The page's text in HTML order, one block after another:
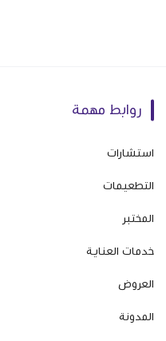
روابط مهمة
استشارات
التطعيمات
المختبر
خدمات العناية
العروض
المدونة